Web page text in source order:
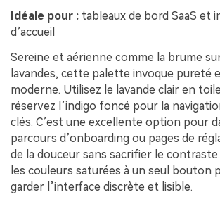
Idéale pour : tableaux de bord SaaS et
d’accueil
Sereine et aérienne comme la brume
lavandes, cette palette invoque pureté
moderne. Utilisez le lavande clair en
réservez l’indigo foncé pour la
clés. C’est une excellente option pour
parcours d’onboarding ou pages de
de la douceur sans sacrifier le
les couleurs saturées à un seul bouton
garder l’interface discrète et lisible.